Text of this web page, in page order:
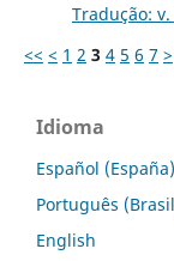
Tradução:
<< < 1 2 3 4 5 6 7 >
Idioma
Español (España)
Português
English